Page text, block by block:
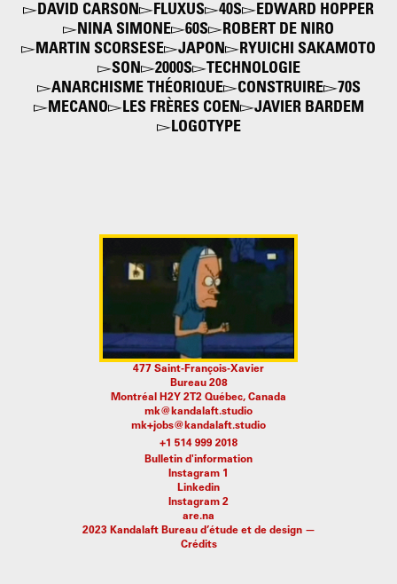
DAVID CARSON
FLUXUS 40S
EDWARD HOPPER
NINA SIMONE
60S
ROBERT DE NIRO
MARTIN SCORSESE
JAPON
RYUICHI SAKAMOTO
SON
2000S
TECHNOLOGIE
ANARCHISME THÉORIQUE
CONSTRUIRE
70S
MECANO
LES FRÈRES COEN
JAVIER BARDEM
LOGOTYPE
477 Saint-François-Xavier
Bureau 208
Montréal H2Y 2T2 Québec, Canada
mk@kandalaft.studio
mk+jobs@kandalaft.studio
Bulletin d'information
Instagram 1
Linkedin
Instagram 2
are.na
2023 Kandalaft Bureau d’étude et de design —
Crédits